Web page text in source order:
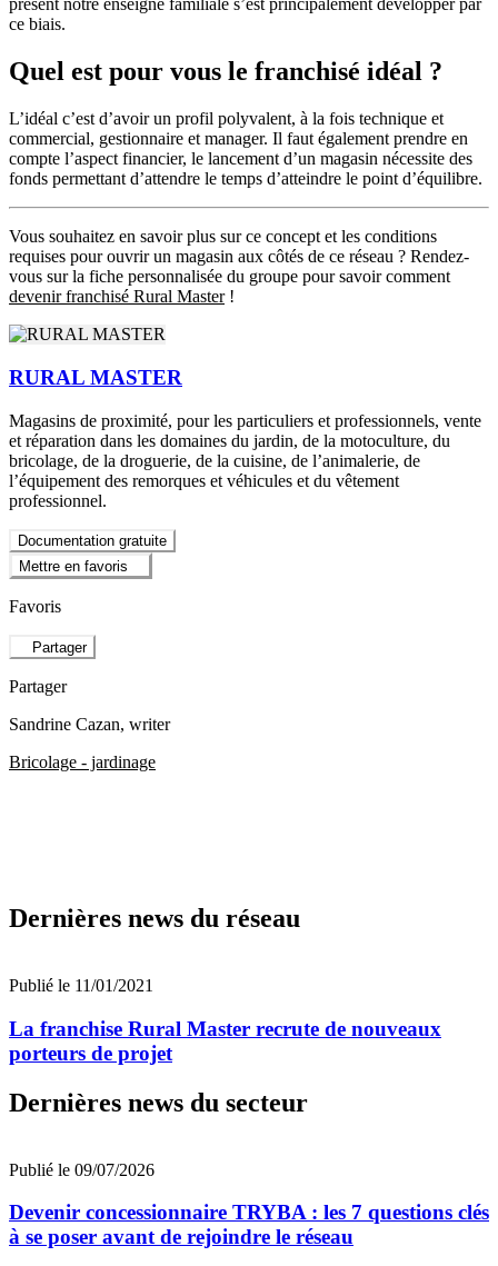
présent notre enseigne familiale s’est principalement développer par
ce biais.
Quel est pour vous le franchisé idéal ?
L’idéal c’est d’avoir un profil polyvalent, à la fois technique et
commercial, gestionnaire et manager. Il faut également prendre en
compte l’aspect financier, le lancement d’un magasin nécessite des
fonds permettant d’attendre le temps d’atteindre le point d’équilibre.
Vous souhaitez en savoir plus sur ce concept et les conditions
requises pour ouvrir un magasin aux côtés de ce réseau ? Rendez-
vous sur la fiche personnalisée du groupe pour savoir comment
devenir franchisé Rural Master!
RURAL MASTER
Magasins de proximité, pour les particuliers et professionnels, vente
et réparation dans les domaines du jardin, de la motoculture, du
bricolage, de la droguerie, de la cuisine, de l’animalerie, de
l’équipement des remorques et véhicules et du vêtement
professionnel.
Documentation gratuite
Mettre en favoris
Favoris
Partager
Partager
Sandrine Cazan, writer
Bricolage - jardinage
Dernières news du réseau
Publié le 11/01/2021
La franchise Rural Master recrute de nouveaux
porteurs de projet
Dernières news du secteur
Publié le 09/07/2026
Devenir concessionnaire TRYBA : les 7 questions clés
à se poser avant de rejoindre le réseau